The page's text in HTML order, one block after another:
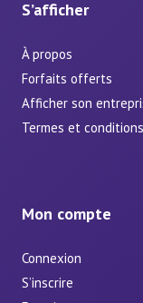
S’afficher
À propos
Forfaits offerts
Afficher son
Termes et conditions
Mon compte
Connexion
S’inscrire